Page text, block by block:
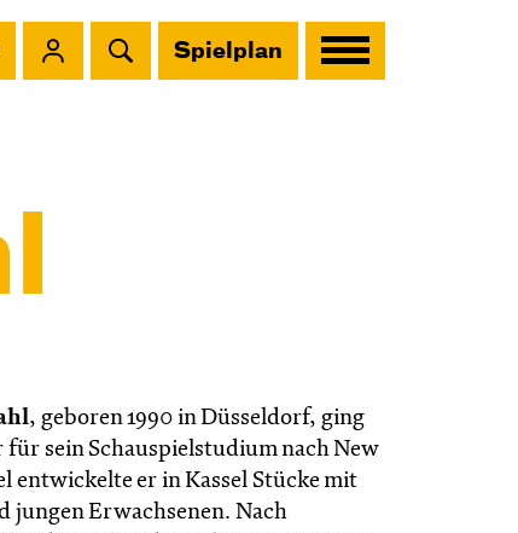
Spielplan
, geboren 1990 in Düsseldorf, ging
sein Schauspielstudium nach New
entwickelte er in Kassel Stücke mit
jungen Erwachsenen. Nach